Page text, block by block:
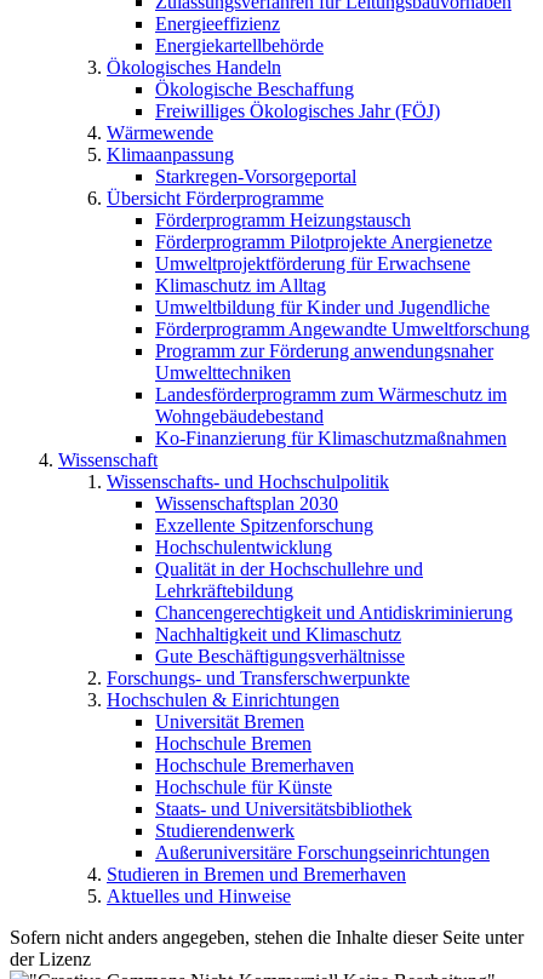
Energieeffizienz
Energiekartellbehörde
Ökologisches Handeln
Ökologische Beschaffung
Freiwilliges Ökologisches Jahr (FÖJ)
Wärmewende
Klimaanpassung
Starkregen-Vorsorgeportal
Übersicht Förderprogramme
Förderprogramm Heizungstausch
Förderprogramm Pilotprojekte Anergienetze
Umweltprojektförderung für Erwachsene
Klimaschutz im Alltag
Umweltbildung für Kinder und Jugendliche
Förderprogramm Angewandte Umweltforschung
Programm zur Förderung anwendungsnaher
Umwelttechniken
Landesförderprogramm zum Wärmeschutz im
Wohngebäudebestand
Ko-Finanzierung für Klimaschutzmaßnahmen
Wissenschaft
Wissenschafts- und Hochschulpolitik
Wissenschaftsplan 2030
Exzellente Spitzenforschung
Hochschulentwicklung
Qualität in der Hochschullehre und
Lehrkräftebildung
Chancengerechtigkeit und Antidiskriminierung
Nachhaltigkeit und Klimaschutz
Gute Beschäftigungsverhältnisse
Forschungs- und Transferschwerpunkte
Hochschulen & Einrichtungen
Universität Bremen
Hochschule Bremen
Hochschule Bremerhaven
Hochschule für Künste
Staats- und Universitätsbibliothek
Studierendenwerk
Außeruniversitäre Forschungseinrichtungen
Studieren in Bremen und Bremerhaven
Aktuelles und Hinweise
Sofern nicht anders angegeben, stehen die Inhalte dieser Seite unter
der Lizenz